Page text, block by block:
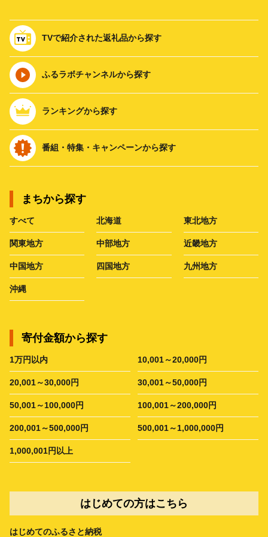
TVで紹介された返礼品から探す
ふるラボチャンネルから探す
ランキングから探す
番組・特集・キャンペーンから探す
まちから探す
すべて 北海道 東北地方
関東地方 中部地方 近畿地方
中国地方 四国地方 九州地方
沖縄
寄付金額から探す
1万円以内 10,001～20,000円
20,001～30,000円 30,001～50,000円
50,001～100,000円 100,001～200,000円
200,001～500,000円 500,001～1,000,000円
1,000,001円以上
はじめての方はこちら
はじめてのふるさと納税